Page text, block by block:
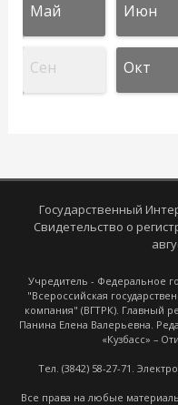
Май Июн
Сен Окт
Государственный
Свидетельство о
Учредитель - Федеральное
"Всероссийская
компания" (ВГТРК). Главный
Панина Елена Валерьевна.
«Кузбасс» –
Тел. (3842) 58-27-71.
Все права на любые